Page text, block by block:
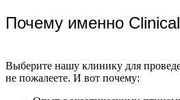
Почему именно
Выберите нашу клинику для
не пожалеете. И вот почему: